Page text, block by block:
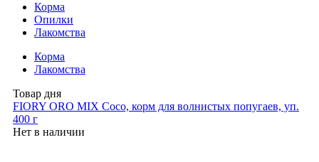
Корма
Опилки
Лакомства
Корма
Лакомства
Товар дня
FIORY ORO MIX Coco, корм для волнистых попугаев, уп.
400 г
Нет в наличии